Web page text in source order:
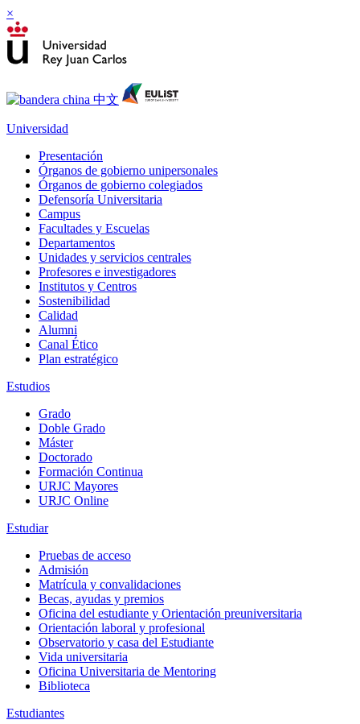
×
Universidad
Presentación
Órganos de gobierno unipersonales
Órganos de gobierno colegiados
Defensoría Universitaria
Campus
Facultades y Escuelas
Departamentos
Unidades y servicios centrales
Profesores e investigadores
Institutos y Centros
Sostenibilidad
Calidad
Alumni
Canal Ético
Plan estratégico
Estudios
Grado
Doble Grado
Máster
Doctorado
Formación Continua
URJC Mayores
URJC Online
Estudiar
Pruebas de acceso
Admisión
Matrícula y convalidaciones
Becas, ayudas y premios
Oficina del estudiante y Orientación preuniversitaria
Orientación laboral y profesional
Observatorio y casa del Estudiante
Vida universitaria
Oficina Universitaria de Mentoring
Biblioteca
Estudiantes